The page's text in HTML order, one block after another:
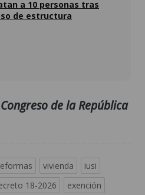
a 10 personas tras
de estructura
de la República
vivienda
iusi
18-2026 exención